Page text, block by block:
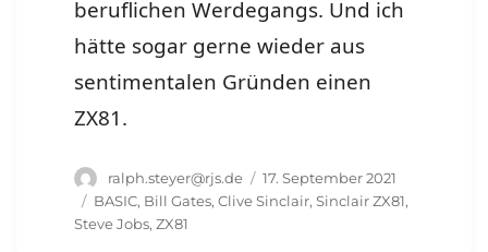
beruflichen Werdegangs. Und ich
hätte sogar gerne wieder aus
sentimentalen Gründen einen
ZX81.
Autor
ralph.steyer@rjs.de
Veröffentlicht
am
17. September 2021
Schlagwörter
BASIC, Bill Gates,Clive Sinclair,Sinclair ZX81,
Steve Jobs,ZX81